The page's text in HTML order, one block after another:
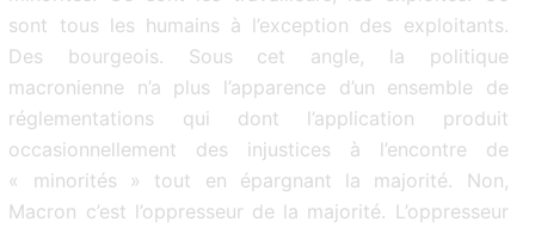
sont tous les humains à l’exception des exploitants.
Des bourgeois. Sous cet angle, la politique
macronienne n’a plus l’apparence d’un ensemble de
réglementations qui dont l’application produit
occasionnellement des injustices à l’encontre de
« minorités » tout en épargnant la majorité. Non,
Macron c’est l’oppresseur de la majorité. L’oppresseur